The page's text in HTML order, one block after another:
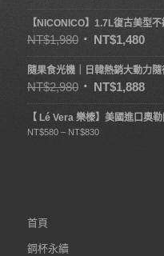
【NICONICO】1.7L復古美型
NT$1,980 NT$1,480
隨果食光機｜日韓熱銷大動力
NT$2,980 NT$1,888
【 Lé Vera 樂榛】美國進口奧
NT$580 – NT$830
首頁
鋼杯永續